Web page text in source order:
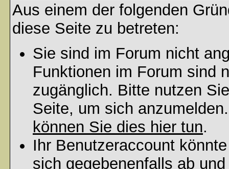
Aus einem der folgenden
diese Seite zu betreten:
Sie sind im Forum nicht
Funktionen im Forum sind
zugänglich. Bitte nutzen
Seite, um sich
können Sie dies hier tun.
Ihr Benutzeraccount
sich gegebenenfalls ab